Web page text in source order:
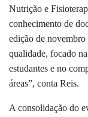
Nutrição e
conhecimento de
edição de novembro
qualidade, focado
estudantes e no
áreas”, conta Reis.
A consolidação do